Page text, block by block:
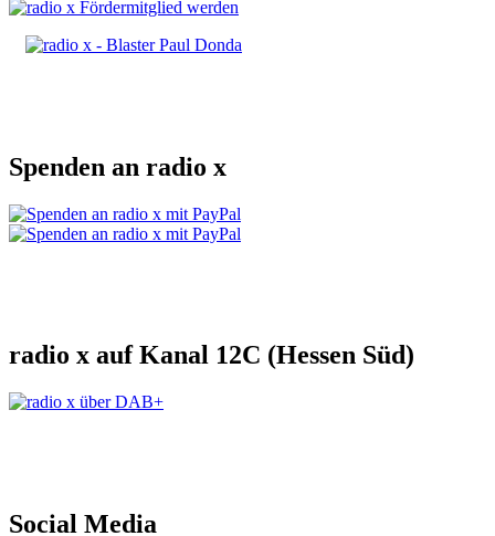
Spenden an radio x
radio x auf Kanal 12C (Hessen Süd)
Social Media